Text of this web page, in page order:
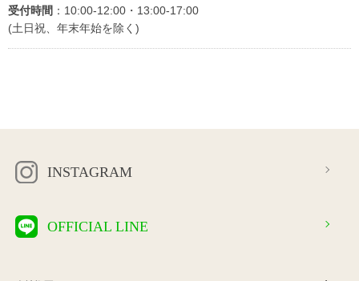
受付時間 ：10:00-12:00・13:00-17:00
(土日祝、年末年始を除く)
INSTAGRAM
OFFICIAL LINE